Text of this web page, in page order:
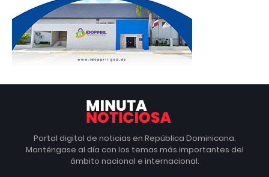
Portal digital de noticias en República Dominicana.
Manténgase al día con los temas más importantes del
ámbito nacional e internacional.